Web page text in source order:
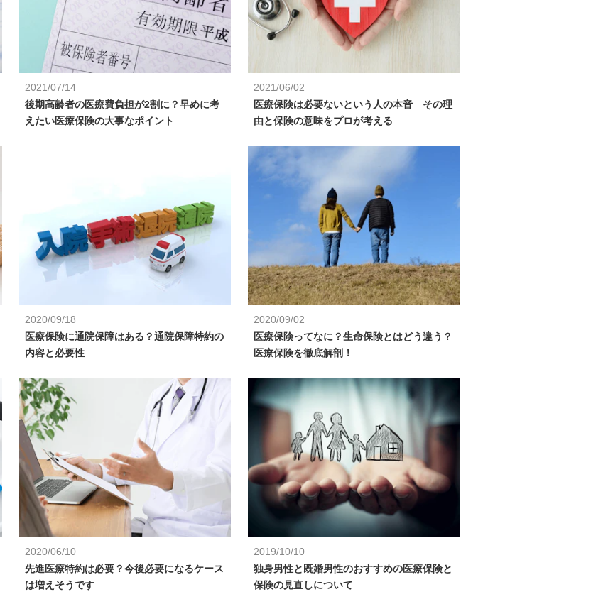
2021/07/14
後期高齢者の医療費負担が2割に？早めに考
えたい医療保険の大事なポイント
2021/06/02
医療保険は必要ないという人の本音 その理
由と保険の意味をプロが考える
2020/09/18
医療保険に通院保障はある？通院保障特約の
内容と必要性
2020/09/02
医療保険ってなに？生命保険とはどう違う？
医療保険を徹底解剖！
2020/06/10
先進医療特約は必要？今後必要になるケース
は増えそうです
2019/10/10
独身男性と既婚男性のおすすめの医療保険と
保険の見直しについて